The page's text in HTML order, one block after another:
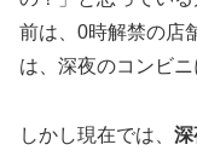
前は、0時解禁の店
は、深夜のコンビ
しかし現在では、 深